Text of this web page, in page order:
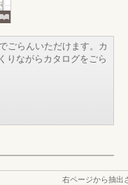
ごらんいただけます。カ
りながらカタログをごら
右ページから抽出